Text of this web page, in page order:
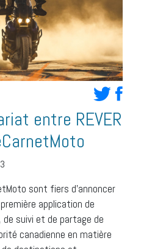
entre REVER
sont fiers d’annoncer
application de
suivi et de partage de
canadienne en matière